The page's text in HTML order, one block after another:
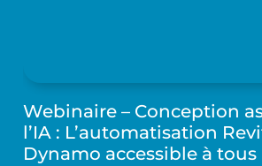
Webinaire – Conception
l’IA : L’automatisation
Dynamo accessible à tous